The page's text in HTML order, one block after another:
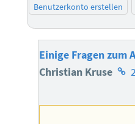
Benutzerkonto erstellen
Einige Fragen zum
Christian Kruse